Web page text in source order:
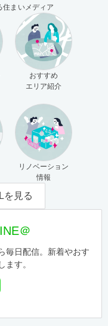
住まいメディア
おすすめ
エリア紹介
リノベーション
情報
を見る
＠
毎日配信。新着やおす
ます。